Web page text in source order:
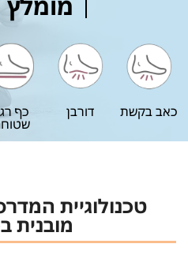
כאב בקשת דורבן כף
טכנולוגיית
מובנית